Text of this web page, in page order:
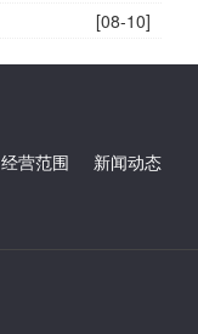
[08-10]
经营范围
新闻动态